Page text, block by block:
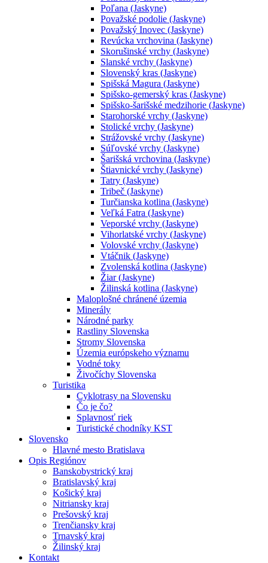
Poľana (Jaskyne)
Považské podolie (Jaskyne)
Považský Inovec (Jaskyne)
Revúcka vrchovina (Jaskyne)
Skorušinské vrchy (Jaskyne)
Slanské vrchy (Jaskyne)
Slovenský kras (Jaskyne)
Spišská Magura (Jaskyne)
Spišsko-gemerský kras (Jaskyne)
Spišsko-šarišské medzihorie (Jaskyne)
Starohorské vrchy (Jaskyne)
Stolické vrchy (Jaskyne)
Strážovské vrchy (Jaskyne)
Súľovské vrchy (Jaskyne)
Šarišská vrchovina (Jaskyne)
Štiavnické vrchy (Jaskyne)
Tatry (Jaskyne)
Tribeč (Jaskyne)
Turčianska kotlina (Jaskyne)
Veľká Fatra (Jaskyne)
Veporské vrchy (Jaskyne)
Vihorlatské vrchy (Jaskyne)
Volovské vrchy (Jaskyne)
Vtáčnik (Jaskyne)
Zvolenská kotlina (Jaskyne)
Žiar (Jaskyne)
Žilinská kotlina (Jaskyne)
Maloplošné chránené územia
Minerály
Národné parky
Rastliny Slovenska
Stromy Slovenska
Územia európskeho významu
Vodné toky
Živočíchy Slovenska
Turistika
Cyklotrasy na Slovensku
Čo je čo?
Splavnosť riek
Turistické chodníky KST
Slovensko
Hlavné mesto Bratislava
Opis Regiónov
Banskobystrický kraj
Bratislavský kraj
Košický kraj
Nitriansky kraj
Prešovský kraj
Trenčiansky kraj
Trnavský kraj
Žilinský kraj
Kontakt